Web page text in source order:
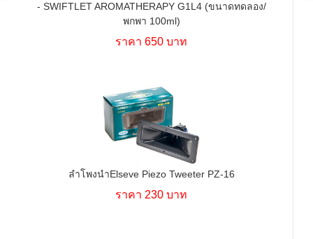
- SWIFTLET AROMATHERAPY G1L4 (ขนาดทดลอง/
พกพา 100ml)
ราคา 650 บาท
ลำโพงนำElseve Piezo Tweeter PZ-16
ราคา 230 บาท